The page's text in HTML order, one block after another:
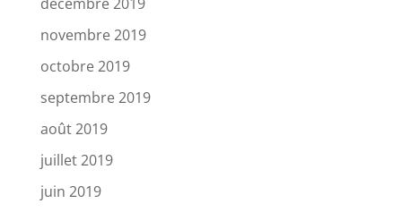
novembre 2019
octobre 2019
septembre 2019
août 2019
juillet 2019
juin 2019